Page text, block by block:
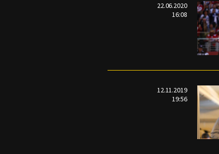
22.06.2020
16:08
12.11.2019
19:56